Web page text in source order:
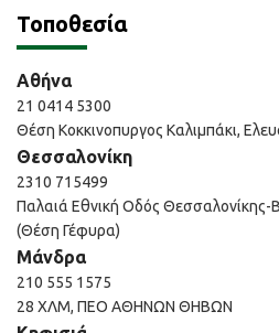
Τοποθεσία
Αθήνα
21 0414 5300
Θέση Κοκκινοπυργος Καλιμπάκι,
Θεσσαλονίκη
2310 715499
Παλαιά Εθνική Οδός Θεσσαλονίκης-
(Θέση Γέφυρα)
Μάνδρα
210 555 1575
28 ΧΛΜ, ΠΕΟ ΑΘΗΝΩΝ ΘΗΒΩΝ